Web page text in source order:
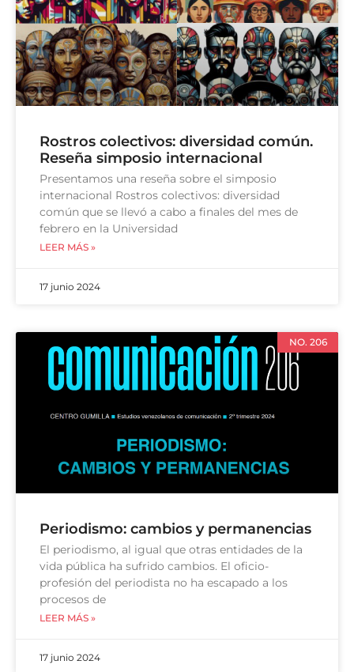
Rostros colectivos: diversidad común.
Reseña simposio internacional
Presentamos una reseña sobre el simposio
internacional Rostros colectivos: diversidad
común que se llevó a cabo a finales del mes de
febrero en la Universidad
LEER MÁS »
17 junio 2024
NO. 206
Periodismo: cambios y permanencias
El periodismo, al igual que otras entidades de la
vida pública ha sufrido cambios. El oficio-
profesión del periodista no ha escapado a los
procesos de
LEER MÁS »
17 junio 2024